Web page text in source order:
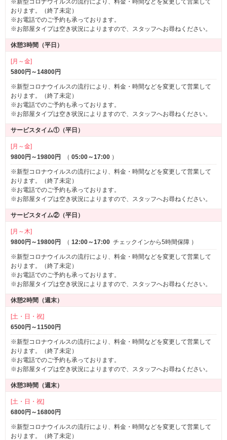
※新型コロナウイルスの流行により、料金・時間などを変更して営業して
おります。（終了未定）
※お電話でのご予約も承っております。
※お部屋タイプは空き状況によりますので、スタッフへお尋ねください。
休憩3時間（平日）
[月～金]
5800円～14800円
※新型コロナウイルスの流行により、料金・時間などを変更して営業して
おります。（終了未定）
※お電話でのご予約も承っております。
※お部屋タイプは空き状況によりますので、スタッフへお尋ねください。
サービスタイム①（平日）
[月～金]
9800円～19800円
（ 05:00～17:00 ）
※新型コロナウイルスの流行により、料金・時間などを変更して営業して
おります。（終了未定）
※お電話でのご予約も承っております。
※お部屋タイプは空き状況によりますので、スタッフへお尋ねください。
サービスタイム②（平日）
[月～木]
9800円～19800円
（ 12:00～17:00 チェックインから5時間保障 ）
※新型コロナウイルスの流行により、料金・時間などを変更して営業して
おります。（終了未定）
※お電話でのご予約も承っております。
※お部屋タイプは空き状況によりますので、スタッフへお尋ねください。
休憩2時間（週末）
[土・日・祝]
6500円～11500円
※新型コロナウイルスの流行により、料金・時間などを変更して営業して
おります。（終了未定）
※お電話でのご予約も承っております。
※お部屋タイプは空き状況によりますので、スタッフへお尋ねください。
休憩3時間（週末）
[土・日・祝]
6800円～16800円
※新型コロナウイルスの流行により、料金・時間などを変更して営業して
おります。（終了未定）